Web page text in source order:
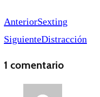
AnteriorSexting
SiguienteDistracción
1 comentario